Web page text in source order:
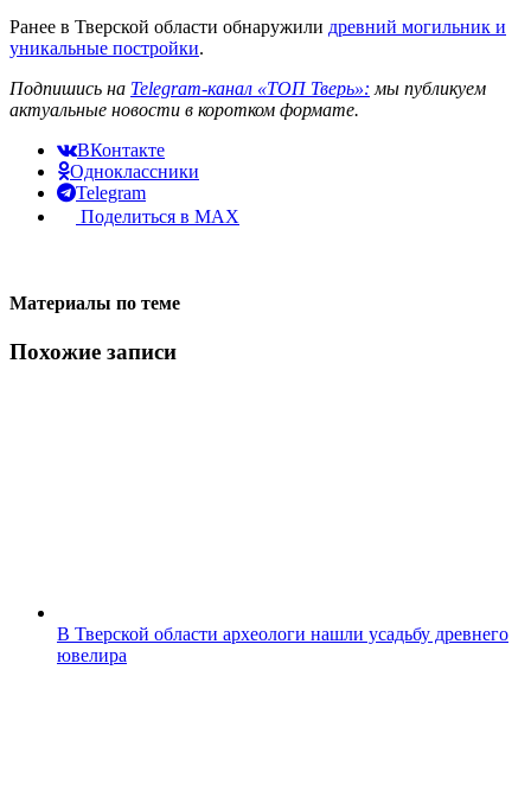
Ранее в Тверской области обнаружили древний могильник и
уникальные постройки.
Подпишись на Telegram-канал «ТОП Тверь»: мы публикуем
актуальные новости в коротком формате.
ВКонтакте
Одноклассники
Telegram
Поделиться в MAX
Материалы по теме
Похожие записи
В Тверской области археологи нашли усадьбу древнего
ювелира